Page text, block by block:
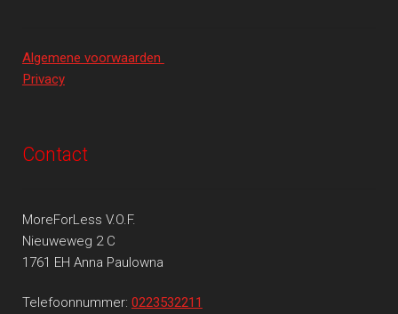
Algemene voorwaarden
Privacy
Contact
MoreForLess V.O.F.
Nieuweweg 2 C
1761 EH Anna Paulowna
Telefoonnummer: 0223532211